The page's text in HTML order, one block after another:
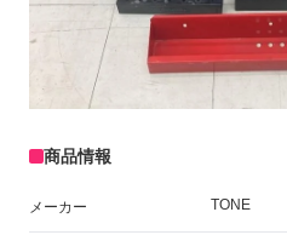
商品情報
メーカー TONE